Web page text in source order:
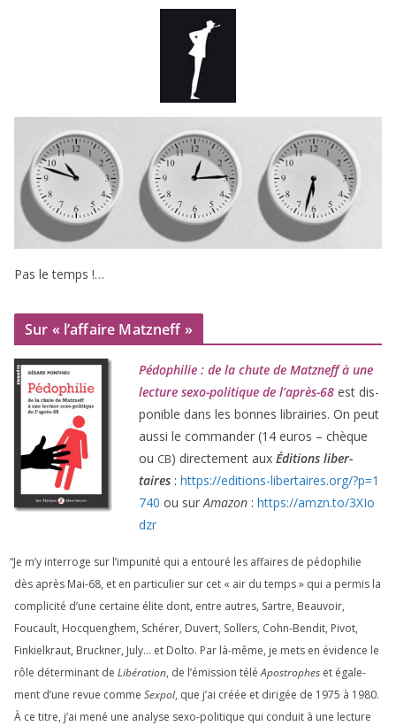
Pas le temps !…
Sur « l’affaire Matzneff »
Pédophilie : de la chute de Matzneff à une
lec­ture sexo-poli­tique de l’après-68 est dis­
po­nible dans les bonnes librai­ries. On peut
aus­si le com­man­der (14 euros – chèque
ou CB) direc­te­ment aux Éditions liber­
taires : https://​edi​tions​-liber​taires​.org/​?​p​=​1
740 ou surAmazon : https://​amzn​.to/​3​X​I​o​
dzr
“Je m’y inter­roge sur l’impunité qui a entou­ré les affaires de pédo­phi­lie
dès après Mai-68, et en par­ti­cu­lier sur cet « air du temps » qui a per­mis la
com­pli­ci­té d’une cer­taine élite dont, entre autres, Sartre, Beauvoir,
Foucault, Hocquenghem, Schérer, Duvert, Sollers, Cohn-Bendit, Pivot,
Finkielkraut, Bruckner, July… et Dolto. Par là-même, je mets en évi­dence le
rôle déter­mi­nant de Libération, de l’émission téléApostrophes et éga­le­
ment d’une revue comme Sexpol, que j’ai créée et diri­gée de 1975 à 1980.
À ce titre, j’ai mené une ana­lyse sexo-poli­tique qui conduit à une lec­ture